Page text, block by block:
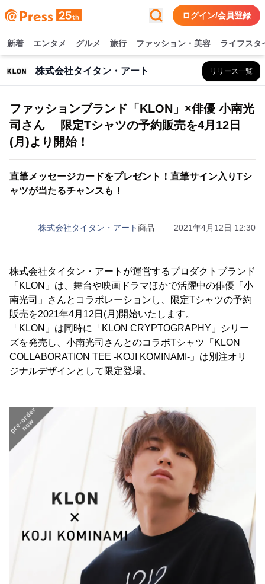
ログイン/会員登録
新着 エンタメ グルメ 旅行 ファッション・美容 ライフスタ
株式会社タイタン・アート リリース一覧
ファッションブランド「KLON」×俳優 小南光
司さん 限定Tシャツの予約販売を4月12日
(月)より開始！
直筆メッセージカードをプレゼント！直筆サイン入りTシ
ャツが当たるチャンスも！
株式会社タイタン・アート商品 2021年4月12日 12:30
株式会社タイタン・アートが運営するプロダクトブランド
「KLON」は、舞台や映画ドラマほかで活躍中の俳優「小
南光司」さんとコラボレーションし、限定Tシャツの予約
販売を2021年4月12日(月)開始いたします。
「KLON」は同時に「KLON CRYPTOGRAPHY」シリー
ズを発売し、小南光司さんとのコラボTシャツ「KLON
COLLABORATION TEE -KOJI KOMINAMI-」は別注オリ
ジナルデザインとして限定登場。